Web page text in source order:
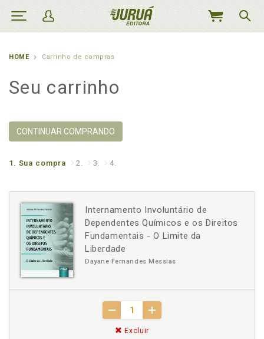
MEU
HOME Carrinho de compras
Seu carrinho
CONTINUAR COMPRANDO
1. Sua compra 2. 3. 4.
Internamento Involuntário de
Dependentes Químicos e os Direitos
Fundamentais - O Limite da
Liberdade
Dayane Fernandes Messias
Excluir